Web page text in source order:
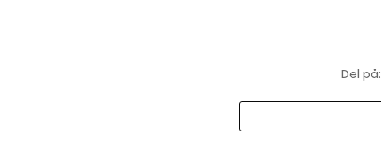
Del på: